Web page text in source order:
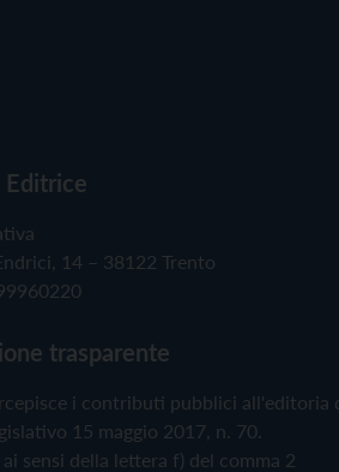
Editrice
14 – 38122 Trento
trasparente
i contributi pubblici all'editoria
15 maggio 2017, n. 70.
sensi della lettera f) del comma 2